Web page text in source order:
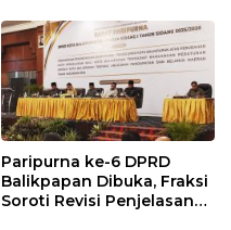
Paripurna ke-6 DPRD
Balikpapan Dibuka, Fraksi
Soroti Revisi Penjelasan